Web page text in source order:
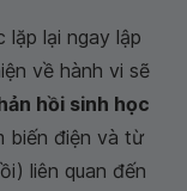
lại ngay lập
về hành vi sẽ
hồi sinh học
biến điện và từ
liên quan đến